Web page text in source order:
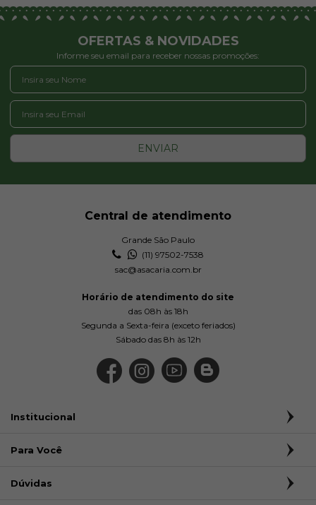
OFERTAS & NOVIDADES
Informe seu email para receber nossas promoções:
ENVIAR
Central de atendimento
Grande São Paulo
(11) 97502-7538
sac@asacaria.com.br
Horário de atendimento do site
das 08h às 18h
Segunda a Sexta-feira (exceto feriados)
Sábado das 8h às 12h
Institucional
Para Você
Dúvidas